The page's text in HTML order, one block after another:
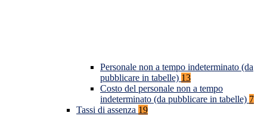
Personale non a tempo indeterminato (da
pubblicare in tabelle) 13
Costo del personale non a tempo
indeterminato (da pubblicare in tabelle) 7
Tassi di assenza 19